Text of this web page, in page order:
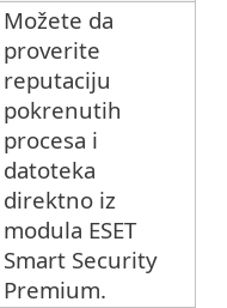
Možete da
proverite
reputaciju
pokrenutih
procesa i
datoteka
direktno iz
modula ESET
Smart Security
Premium.